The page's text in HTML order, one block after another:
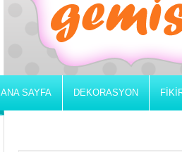
ANA SAYFA DEKORASYON